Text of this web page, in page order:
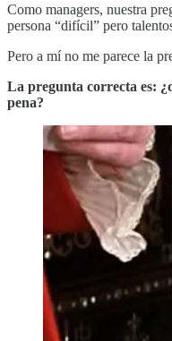
Como managers, nuestra
persona “difícil” pero
Pero a mí no me parece la
La pregunta correcta es:
pena?